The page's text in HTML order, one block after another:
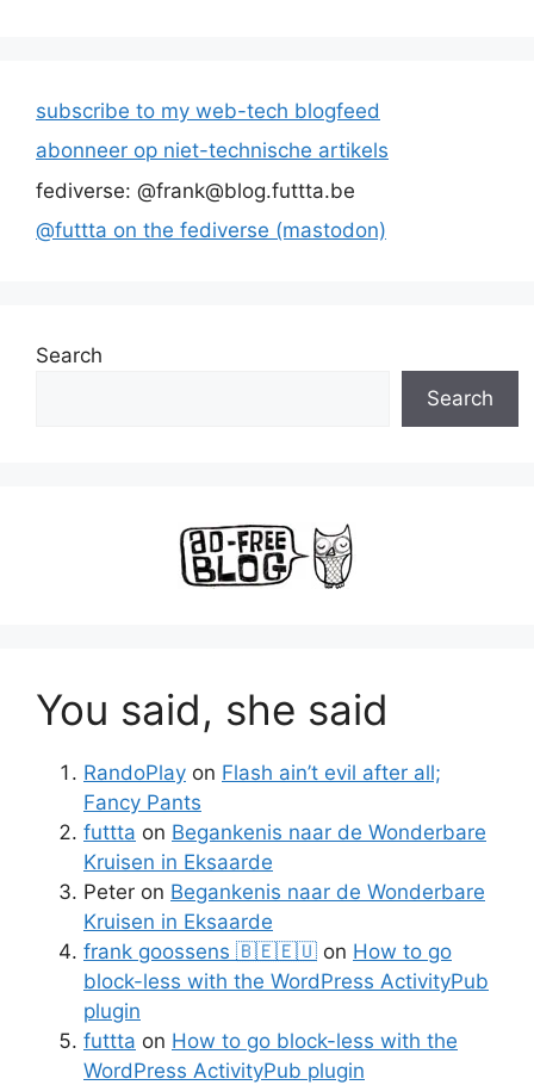
subscribe to my web-tech blogfeed
abonneer op niet-technische artikels
fediverse: @frank@blog.futtta.be
@futtta on the fediverse (mastodon)
Search
Search
You said, she said
RandoPlay on Flash ain’t evil after all;
Fancy Pants
futtta on Begankenis naar de Wonderbare
Kruisen in Eksaarde
Peter on Begankenis naar de Wonderbare
Kruisen in Eksaarde
frank goossens 🇧🇪🇪🇺 on How to go
block-less with the WordPress ActivityPub
plugin
futtta on How to go block-less with the
WordPress ActivityPub plugin